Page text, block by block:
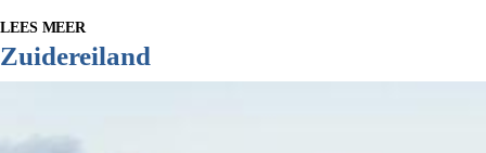
LEES MEER
Zuidereiland